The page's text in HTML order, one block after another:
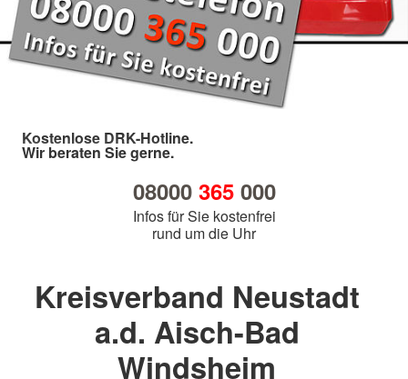
Kostenlose DRK-Hotline.
Wir beraten Sie gerne.
08000 365000
Infos für Sie kostenfrei
rund um die Uhr
Kreisverband Neustadt
a.d. Aisch-Bad
Windsheim